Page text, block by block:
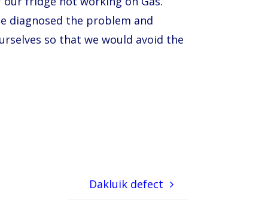
diagnosed the problem and
so that we would avoid the
Dakluik defect